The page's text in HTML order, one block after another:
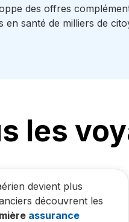
des offres
santé de milliers de
les
devient plus
découvrent les
assurance